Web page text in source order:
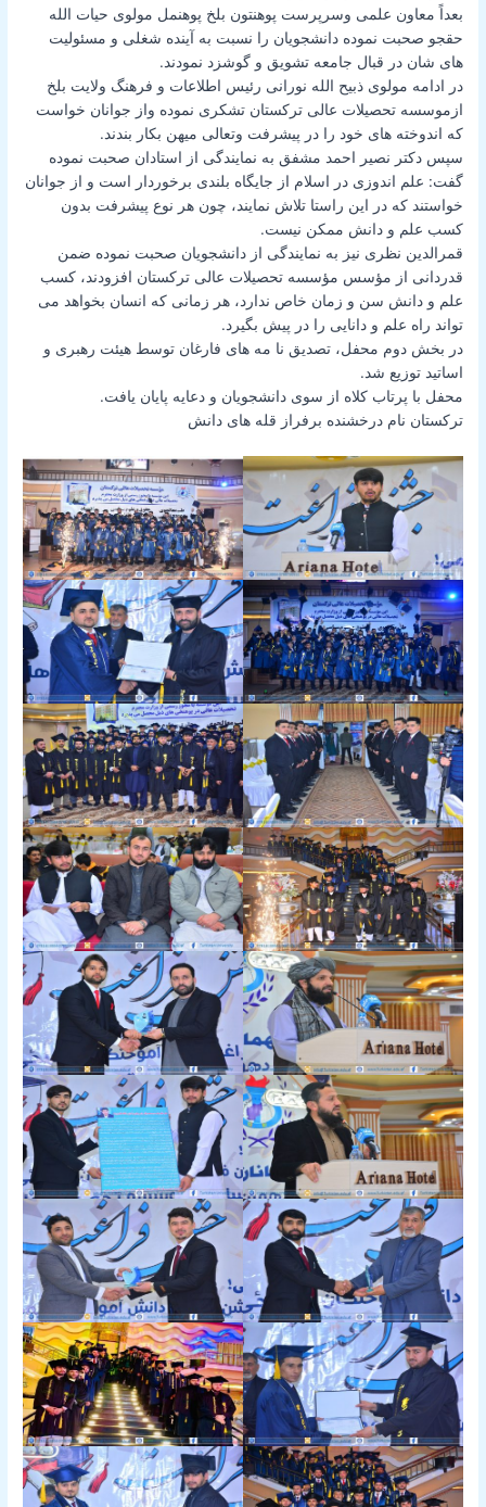
بعداً معاون علمی وسرپرست پوهنتون بلخ پوهنمل مولوی حیات الله
حقجو صحبت نموده دانشجویان را نسبت به آینده شغلی و مسئولیت
های شان در قبال جامعه تشویق و گوشزد نمودند.
در ادامه مولوی ذبیح الله نورانی رئیس اطلاعات و فرهنگ ولایت بلخ
ازموسسه تحصیلات عالی ترکستان تشکری نموده واز جوانان خواست
که اندوخته های خود را در پیشرفت وتعالی میهن بکار بندند.
سپس دکتر نصیر احمد مشفق به نمایندگی از استادان صحبت نموده
گفت: علم اندوزی در اسلام از جایگاه بلندی برخوردار است و از جوانان
خواستند که در این راستا تلاش نمایند، چون هر نوع پیشرفت بدون
کسب علم و دانش ممکن نیست.
قمرالدین نظری نیز به نمایندگی از دانشجویان صحبت‌ نموده ضمن
قدردانی از مؤسس مؤسسه تحصیلات عالی ترکستان افزودند، کسب
علم و دانش سن و زمان خاص ندارد، هر زمانی که انسان بخواهد می
تواند راه علم و دانایی را در پیش بگیرد.
در بخش دوم محفل، تصدیق نا مه های فارغان توسط هیئت رهبری و
اساتید توزیع شد.
محفل با پرتاب کلاه از سوی دانشجویان و دعایه پایان یافت.
ترکستان نام درخشنده برفراز قله های دانش